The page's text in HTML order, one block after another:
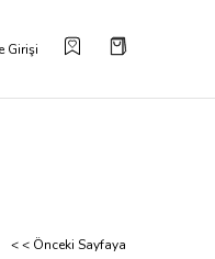
Girişi
< < Önceki Sayfaya